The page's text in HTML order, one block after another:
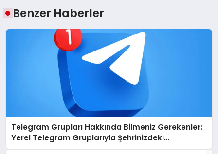
Benzer Haberler
Telegram Grupları Hakkında Bilmeniz Gerekenler:
Yerel Telegram Gruplarıyla Şehrinizdeki
Topluluklara Ulaşın